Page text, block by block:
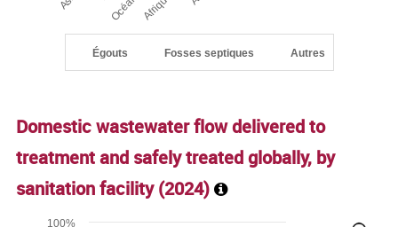
Égouts Fosses septiques Autres
Domestic wastewater flow delivered to
treatment and safely treated globally, by
sanitation facility (2024)
Chart100%